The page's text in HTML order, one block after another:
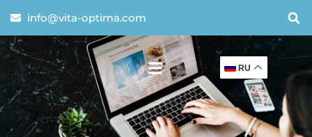
info@vita-optima.com
RU